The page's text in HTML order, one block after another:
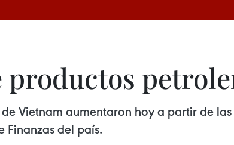
productos
Vietnam aumentaron hoy a partir de
Finanzas del país.